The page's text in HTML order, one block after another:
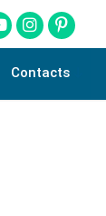
Contacts